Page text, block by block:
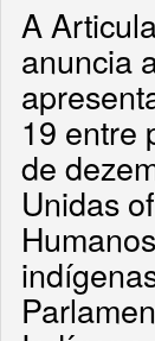
A
anuncia
19 entre
de
Unidas